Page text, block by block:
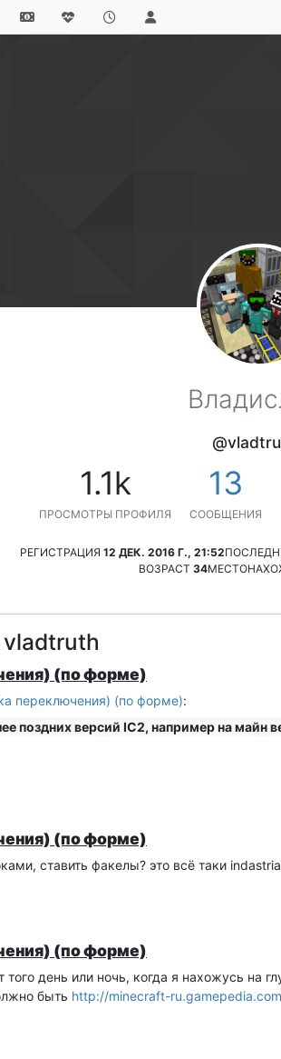
1.1k
ПРОСМОТРЫ ПРОФИЛЯ
13
СООБЩЕНИЯ
РЕГИСТРАЦИЯ 12 ДЕК. 2016 Г., 21:52
ВОЗРАСТ 34
(по форме)
переключения) (по форме):
поздних версий IC2, например на майн
(по форме)
ставить факелы? это всё таки
(по форме)
день или ночь, когда я нахожусь на
быть http://minecraft-